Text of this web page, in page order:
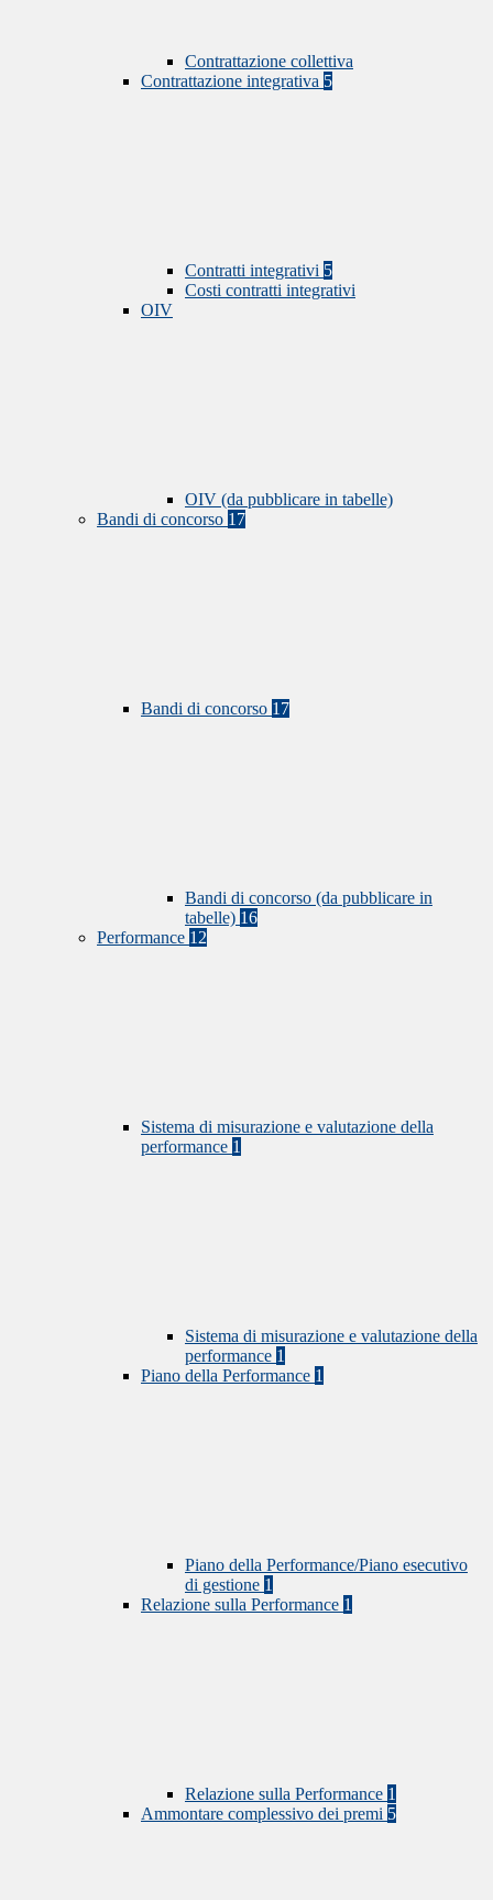
Contrattazione collettiva
Contrattazione integrativa 5
Contratti integrativi 5
Costi contratti integrativi
OIV
OIV (da pubblicare in tabelle)
Bandi di concorso 17
Bandi di concorso 17
Bandi di concorso (da pubblicare in
tabelle) 16
Performance 12
Sistema di misurazione e valutazione della
performance 1
Sistema di misurazione e valutazione della
performance 1
Piano della Performance 1
Piano della Performance/Piano esecutivo
di gestione 1
Relazione sulla Performance 1
Relazione sulla Performance 1
Ammontare complessivo dei premi 5